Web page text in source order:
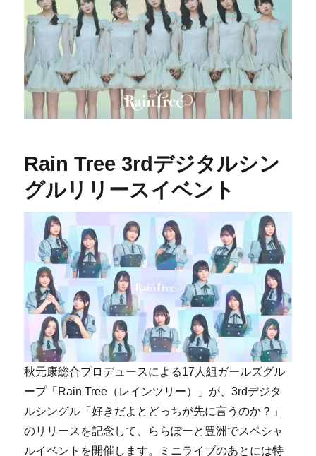
Rain Tree 3rdデジタルシン
グルリリースイベント
秋元康総合プロデュースによる17人組ガールズグル
ープ「Rain Tree（レインツリー）」が、3rdデジタ
ルシングル「好きだよとどっちが先に言うのか？」
のリリースを記念して、ららぽーと豊洲でスペシャ
ルイベントを開催します。ミニライブのあとには特